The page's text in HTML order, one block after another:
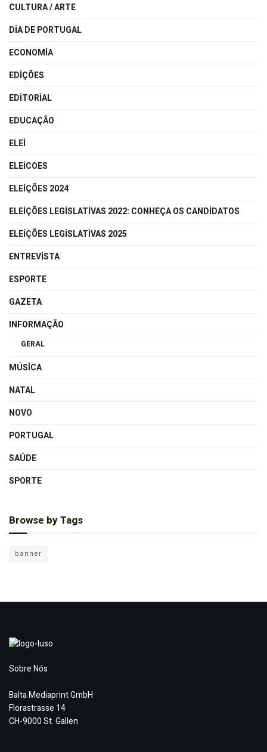
CULTURA / ARTE
DIA DE PORTUGAL
ECONOMIA
EDIÇÕES
EDITORIAL
EDUCAÇÃO
ELEI
ELEICOES
ELEIÇÕES 2024
ELEIÇÕES LEGISLATIVAS 2022: CONHEÇA OS CANDIDATOS
ELEIÇÕES LEGISLATIVAS 2025
ENTREVISTA
ESPORTE
GAZETA
INFORMAÇÃO
GERAL
MÚSICA
NATAL
NOVO
PORTUGAL
SAÚDE
SPORTE
Browse by Tags
banner
Sobre Nós
Balta Mediaprint GmbH
Florastrasse 14
CH-9000 St. Gallen